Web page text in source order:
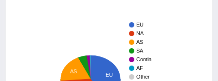
EU
NA
AS
SA
Contin…
AF
Other
EU
AS